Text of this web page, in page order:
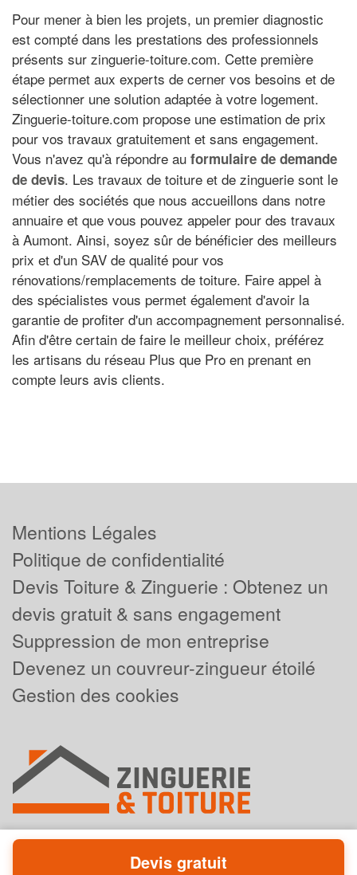
Pour mener à bien les projets, un premier diagnostic
est compté dans les prestations des professionnels
présents sur zinguerie-toiture.com. Cette première
étape permet aux experts de cerner vos besoins et de
sélectionner une solution adaptée à votre logement.
Zinguerie-toiture.com propose une estimation de prix
pour vos travaux gratuitement et sans engagement.
Vous n'avez qu'à répondre au formulaire de demande
de devis. Les travaux de toiture et de zinguerie sont le
métier des sociétés que nous accueillons dans notre
annuaire et que vous pouvez appeler pour des travaux
à Aumont. Ainsi, soyez sûr de bénéficier des meilleurs
prix et d'un SAV de qualité pour vos
rénovations/remplacements de toiture. Faire appel à
des spécialistes vous permet également d'avoir la
garantie de profiter d'un accompagnement personnalisé.
Afin d'être certain de faire le meilleur choix, préférez
les artisans du réseau Plus que Pro en prenant en
compte leurs avis clients.
Mentions Légales
Politique de confidentialité
Devis Toiture & Zinguerie : Obtenez un
devis gratuit & sans engagement
Suppression de mon entreprise
Devenez un couvreur-zingueur étoilé
Gestion des cookies
Devis gratuit